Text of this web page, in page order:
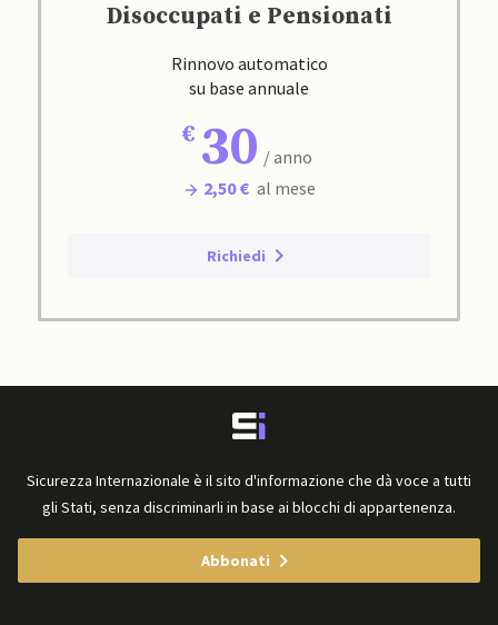
Disoccupati e Pensionati
Rinnovo automatico
su base annuale
30 / anno
2,50 € al mese
Richiedi
Sicurezza Internazionale è il sito d'informazione che dà voce a tutti
gli Stati, senza discriminarli in base ai blocchi di appartenenza.
Abbonati